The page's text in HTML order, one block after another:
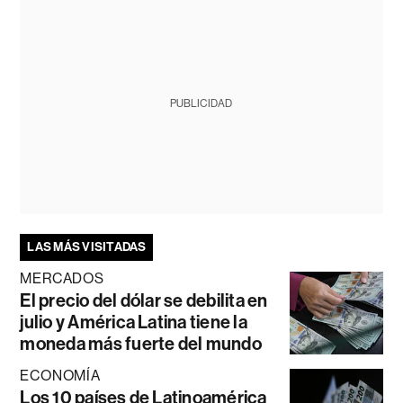
PUBLICIDAD
LAS MÁS VISITADAS
MERCADOS
El precio del dólar se debilita en
julio y América Latina tiene la
moneda más fuerte del mundo
ECONOMÍA
Los 10 países de Latinoamérica